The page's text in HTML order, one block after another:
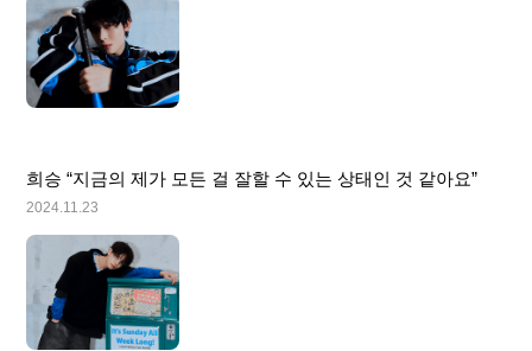
희승 “지금의 제가 모든 걸 잘할 수 있는 상태인 것 같아요”
2024.11.23